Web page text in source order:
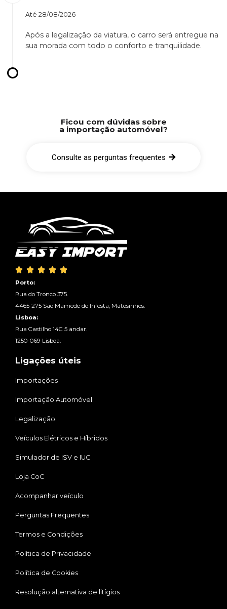
Até 28/08/2026
Após a legalização da viatura, o carro será entregue na
sua morada com todo o conforto e tranquilidade.
Ficou com dúvidas sobre
a importação automóvel?
Consulte as perguntas frequentes
    
Porto:
Rua do Tronco 375.
4465-275 São Mamede de Infesta, Matosinhos.
Lisboa:
Rua Castilho 14C 5 andar.
1250-069 Lisboa.
Ligações úteis
Importações
Importação Automóvel
Legalização
Veículos Elétricos e Híbridos
Simulador de ISV e IUC
Loja CoC
Acompanhar veículo
Perguntas Frequentes
Termos e Condições
Política de Privacidade
Política de Cookies
Resolução alternativa de litígios